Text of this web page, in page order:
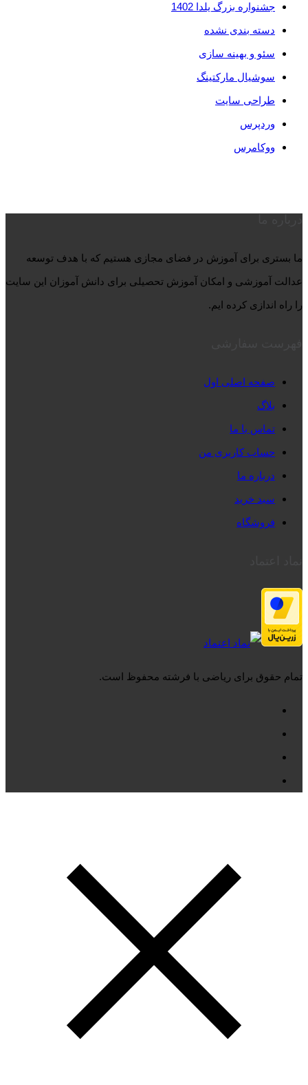
جشنواره بزرگ یلدا 1402
دسته بندی نشده
سئو و بهینه سازی
سوشیال مارکتینگ
طراحی سایت
وردپرس
ووکامرس
ما بستری برای آموزش در فضای مجازی هستیم که با هدف توسعه
عدالت آموزشی و امکان آموزش تحصیلی برای دانش آموزان این سایت
را راه اندازی کرده ایم.
صفحه اصلی اول
بلاگ
تماس با ما
حساب کاربری من
درباره ما
سبد خرید
فروشگاه
تمام حقوق برای ریاضی با فرشته محفوظ است.